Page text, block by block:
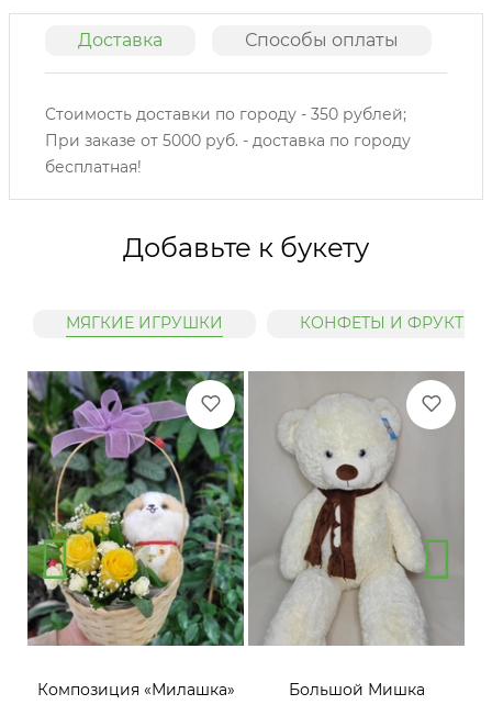
Доставка Способы оплаты
Стоимость доставки по городу - 350 рублей;
При заказе от 5000 руб. - доставка по городу
бесплатная!
Добавьте к букету
МЯГКИЕ ИГРУШКИ КОНФЕТЫ И ФРУКТЫ
Композиция «Милашка» Большой Мишка